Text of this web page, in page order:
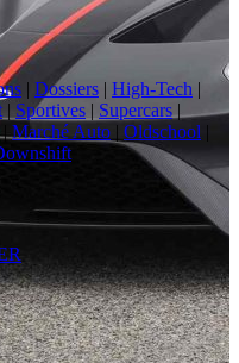
| Dossiers | High-Tech |
| Sportives | Supercars |
| Marché Auto | Oldschool |